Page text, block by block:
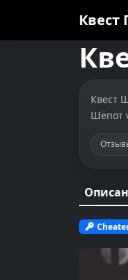
Квест
Квест
Шёпот